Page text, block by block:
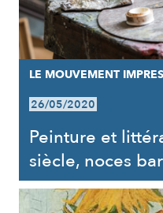
LE MOUVEMENT
26/05/2020
Peinture et
siècle, noces